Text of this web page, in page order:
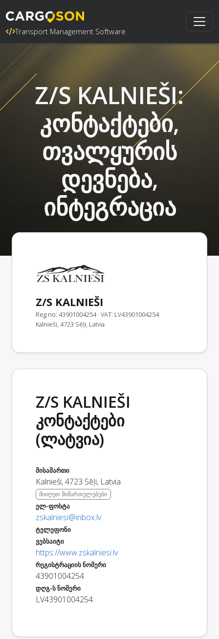
Transport Management Software
Z/S KALNIEŠI:
კონტაქტები,
თვალყურის
დევნება,
ინტეგრაცია
Z/S KALNIEŠI
Reg no: 43901004254 · VAT: LV43901004254
Kalnieši, 4723 Sēļi, Latvia
Z/S KALNIEŠI
კონტაქტები
(ლატვია)
მისამართი
Kalnieši,4723 Sēļi, Latvia
მიიღეთ მიმართულებები
ელ-ფოსტა
zskalniesi@inbox.lv
ტელეფონი
ვებსაიტი
https://www.zskalniesi.lv
რეგისტრაციის ნომერი
43901004254
დღგ-ს ნომერი
LV43901004254